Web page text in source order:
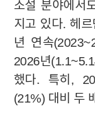
BRAND
IR 공시정
소설 분야에서
지고 있다. 헤
년 연속
2026년
했다. 특히,
(21%) 대비 두